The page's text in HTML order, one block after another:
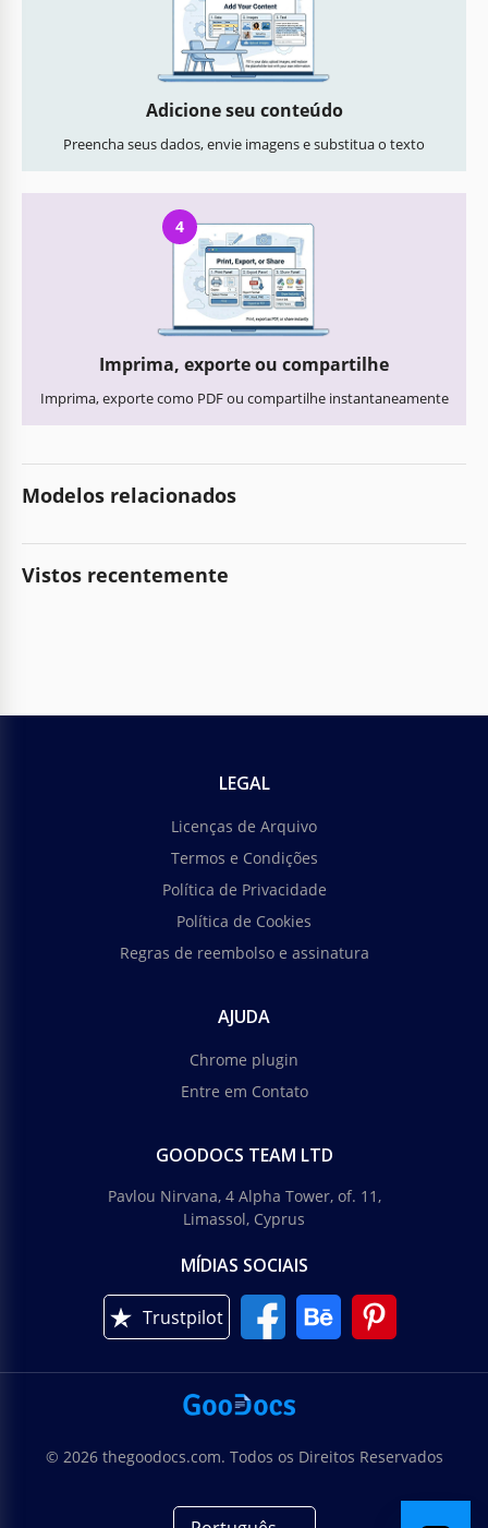
Adicione seu conteúdo
Preencha seus dados, envie imagens e substitua o texto
4
Imprima, exporte ou compartilhe
Imprima, exporte como PDF ou compartilhe instantaneamente
Modelos relacionados
Vistos recentemente
LEGAL
Licenças de Arquivo
Termos e Condições
Política de Privacidade
Política de Cookies
Regras de reembolso e assinatura
AJUDA
Chrome plugin
Entre em Contato
GOODOCS TEAM LTD
Pavlou Nirvana, 4 Alpha Tower, of. 11,
Limassol, Cyprus
MÍDIAS SOCIAIS
Trustpilot
© 2026 thegoodocs.com. Todos os Direitos Reservados